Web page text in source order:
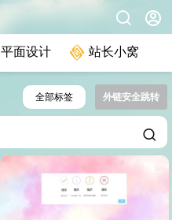
平面设计 站长小窝
全部标签 外链安全跳转